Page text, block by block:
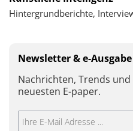
Hintergrundberichte,
Newsletter & e-Ausgabe
Nachrichten, Trends
neuesten E-paper.